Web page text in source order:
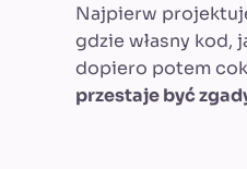
Najpierw
gdzie własny kod,
dopiero potem
przestaje być